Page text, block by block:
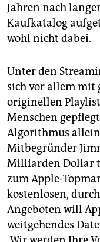
Jahren nach
Kaufkatalog
wohl nicht dabei.
Unter den
sich vor allem mit
originellen
Menschen
Algorithmus
Mitbegründer
Milliarden Dollar
zum Apple-
kostenlosen,
Angeboten will
weitgehendes